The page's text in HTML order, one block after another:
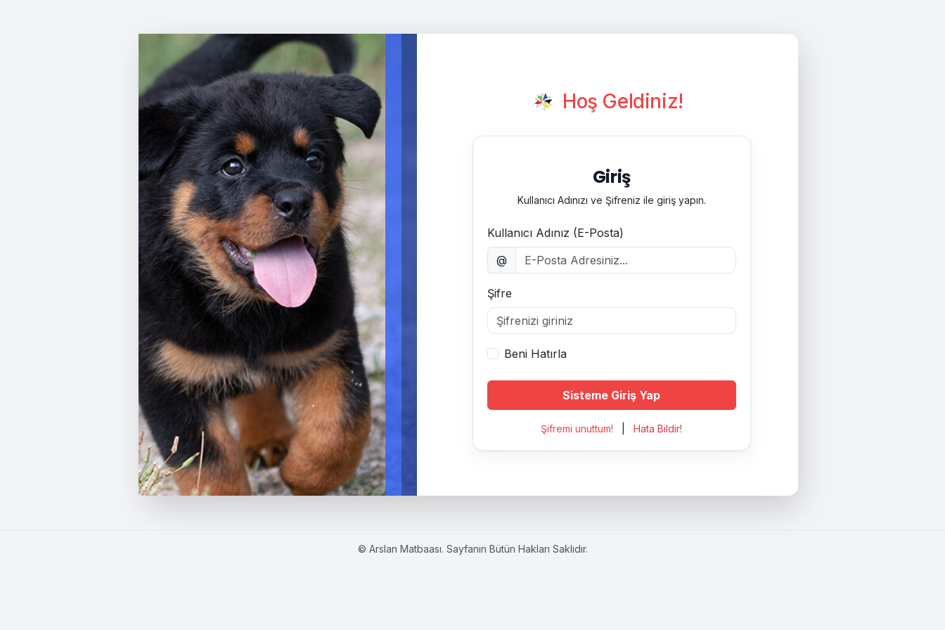
Hoş Geldiniz!
Giriş
Kullanıcı Adınızı ve Şifreniz ile giriş yapın.
Kullanıcı Adınız (E-Posta)
@
Şifre
Beni Hatırla
Sisteme Giriş Yap
Şifremi unuttum! Hata Bildir!
© Arslan Matbaası. Sayfanın Bütün Hakları Saklıdır.